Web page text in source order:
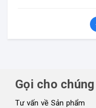
Gọi cho
Tư vấn về Sản phẩm